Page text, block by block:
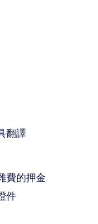
翻譯
費的押金
件